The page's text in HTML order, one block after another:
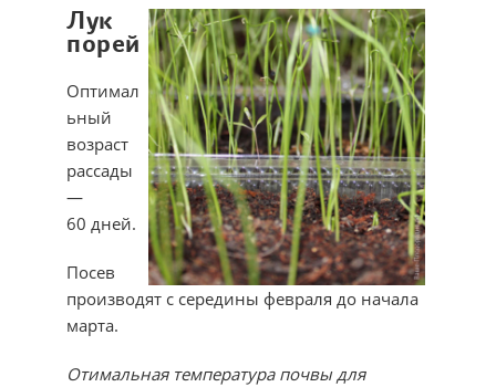
Лук
порей
Оптимал
ьный
возраст
рассады
—
60 дней.
Посев
производят с середины февраля до начала
марта.
Отимальная температура почвы для